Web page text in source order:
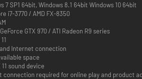
7 SP1 64bit, Windows 8.1 64bit Windows 10 64bit
i7-3770 / AMD FX-8350
GTX 970 / ATI Radeon R9 series
Internet connection
space
sound device
connection required for online play and product